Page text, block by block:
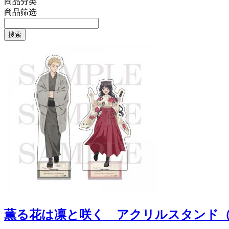
商品筛选
搜索
薫る花は凛と咲く アクリルスタンド